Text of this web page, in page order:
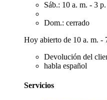
Sáb.: 10 a. m. - 3
Dom.: cerrado
Hoy abierto de 10 a. m. -
Devolución del
habla español
Servicios